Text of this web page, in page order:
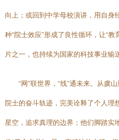
向上；或回到中学母校演讲，用自身
种“院士效应”形成了良性循环，让“
片之一，也持续为国家的科技事业输
“网”联世界，“线”通未来。从虞
院士的奋斗轨迹，完美诠释了个人理
星空，追求真理的边界；他们脚踏实